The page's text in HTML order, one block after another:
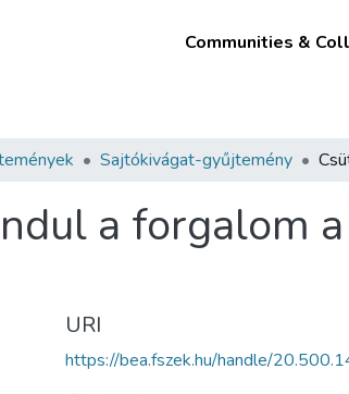
Communities &
Sajtókivágat-gyűjtemény
a forgalom
URI
https://bea.fszek.hu/handle/